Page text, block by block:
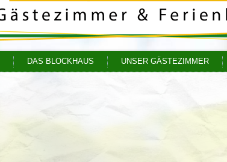
DAS BLOCKHAUS UNSER GÄSTEZIMMER